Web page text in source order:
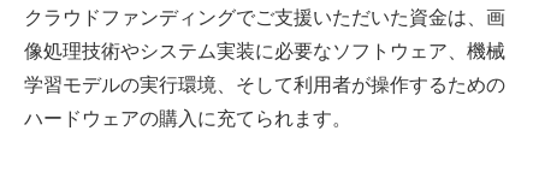
クラウドファンディングでご支援いただいた資金は、画
像処理技術やシステム実装に必要なソフトウェア、機械
学習モデルの実行環境、そして利用者が操作するための
ハードウェアの購入に充てられます。